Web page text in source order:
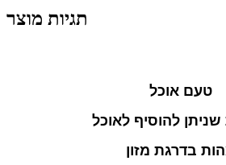
תגיות מוצר
טעם אוכל
להוסיף לאוכל
בדרגת מזון